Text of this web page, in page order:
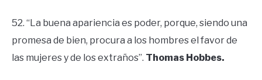
52. “La buena apariencia es poder, porque, siendo una
promesa de bien, procura a los hombres el favor de
las mujeres y de los extraños”. Thomas Hobbes.